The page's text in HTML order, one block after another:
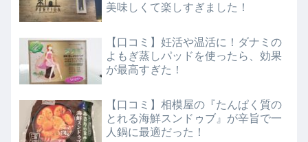
美味しくて楽しすぎました！
【口コミ】妊活や温活に！ダナミの
よもぎ蒸しパッドを使ったら、効果
が最高すぎた！
【口コミ】相模屋の『たんぱく質の
とれる海鮮スンドゥブ』が辛旨で一
人鍋に最適だった！